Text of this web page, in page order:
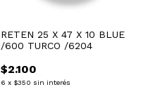
RETEN 25 X 47 X 10 BLUE
/600 TURCO /6204
$2.100
6 x $350 sin interés